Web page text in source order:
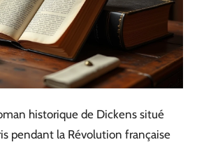
historique de Dickens situé
pendant la Révolution française